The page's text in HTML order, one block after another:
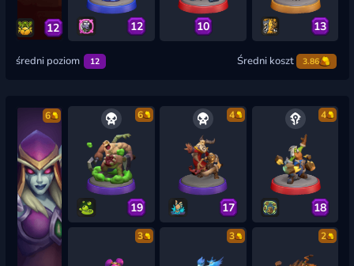
12 12 10 13
średni poziom 12 Średni koszt 3.86
6 6
19
4
17
4
18
3 3 2